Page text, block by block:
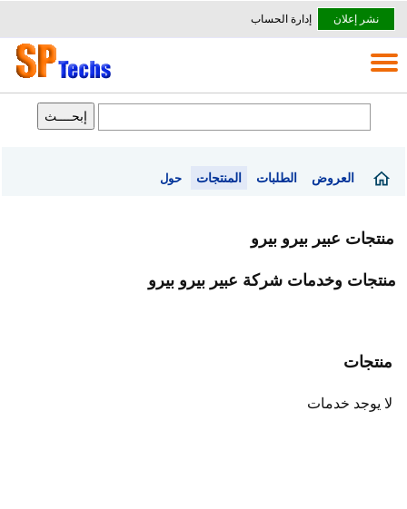
نشر إعلان إدارة الحساب
العروض الطلبات المنتجات حول
منتجات عبير بيرو بيرو
منتجات وخدمات شركة عبير بيرو بيرو
منتجات
لا يوجد خدمات